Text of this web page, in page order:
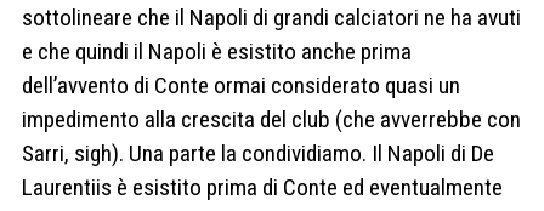
sottolineare che il Napoli di grandi calciatori ne ha avuti
e che quindi il Napoli è esistito anche prima
dell’avvento di Conte ormai considerato quasi un
impedimento alla crescita del club (che avverrebbe con
Sarri, sigh). Una parte la condividiamo. Il Napoli di De
Laurentiis è esistito prima di Conte ed eventualmente